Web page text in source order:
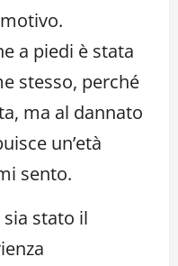
a piedi è stata
stesso, perché
ma al dannato
un’età
sento.
stato il